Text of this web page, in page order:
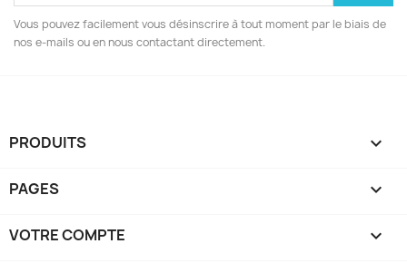
Vous pouvez facilement vous désinscrire à tout moment par le biais de
nos e-mails ou en nous contactant directement.
PRODUITS 
PAGES 
VOTRE COMPTE 